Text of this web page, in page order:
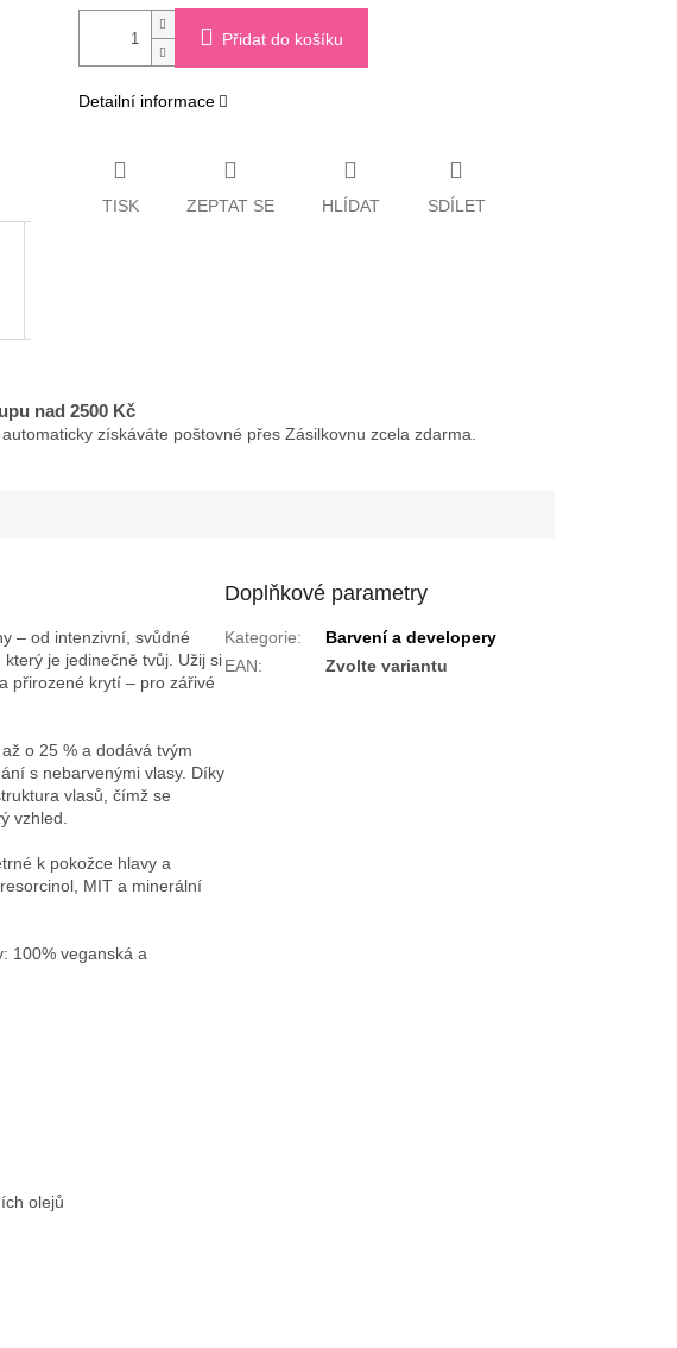
Přidat do košíku
Detailní informace
TISK ZEPTAT SE HLÍDAT SDÍLET
nad 2500 Kč
získáváte poštovné přes Zásilkovnu zcela zdarma.
– od intenzivní, svůdné
je jedinečně tvůj. Užij si
přirozené krytí – pro zářivé
o 25 % a dodává tvým
s nebarvenými vlasy. Díky
vlasů, čímž se
vzhled.
k pokožce hlavy a
MIT a minerální
100% veganská a
olejů
Doplňkové parametry
Kategorie:
Barvení a developery
EAN: Zvolte variantu